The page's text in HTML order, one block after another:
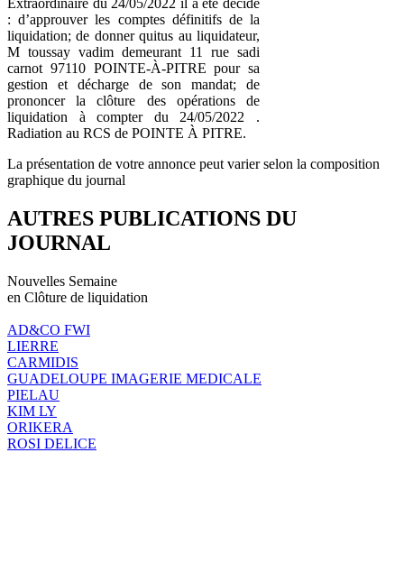
: d’approuver les comptes définitifs de la
liquidation; de donner quitus au liquidateur,
M toussay vadim demeurant 11 rue sadi
carnot 97110 POINTE-À-PITRE pour sa
gestion et décharge de son mandat; de
prononcer la clôture des opérations de
liquidation à compter du 24/05/2022 .
Radiation au RCS de POINTE À PITRE.
La présentation de votre annonce peut varier selon la composition
graphique du journal
AUTRES PUBLICATIONS DU
JOURNAL
Nouvelles Semaine
en Clôture de liquidation
AD&CO FWI
LIERRE
CARMIDIS
GUADELOUPE IMAGERIE MEDICALE
PIELAU
KIM LY
ORIKERA
ROSI DELICE